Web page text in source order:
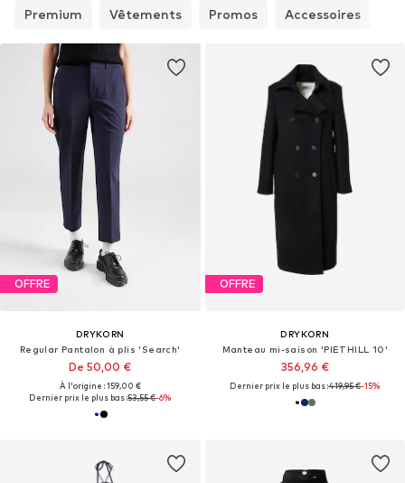
Premium Vêtements Promos Accessoires
OFFRE
DRYKORN
Regular Pantalon à plis 'Search'
De 50,00 €
À l'origine : 159,00 €
Dernier prix le plus bas :53,55 €-6%
OFFRE
DRYKORN
Manteau mi-saison 'PIETHILL 10'
356,96 €
Dernier prix le plus bas :419,95 €-15%